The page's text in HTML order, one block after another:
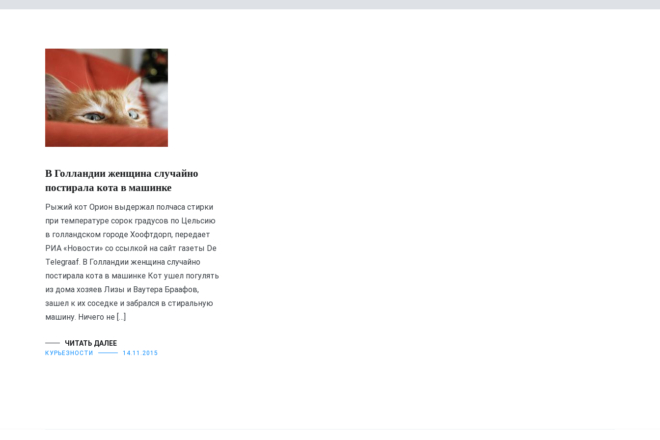
В Голландии женщина случайно
постирала кота в машинке
Рыжий кот Орион выдержал полчаса стирки
при температуре сорок градусов по Цельсию
в голландском городе Хоофтдорп, передает
РИА «Новости» со ссылкой на сайт газеты De
Telegraaf. В Голландии женщина случайно
постирала кота в машинке Кот ушел погулять
из дома хозяев Лизы и Ваутера Браафов,
зашел к их соседке и забрался в стиральную
машину. Ничего не […]
ЧИТАТЬ ДАЛЕЕ
КУРЬЕЗНОСТИ 14.11.2015